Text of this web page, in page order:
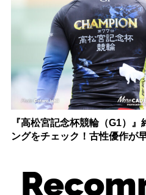
『高松宮記念杯競輪（G1）
ングをチェック！古性優作が